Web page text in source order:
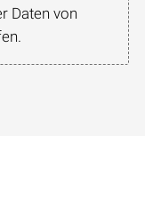
Daten von